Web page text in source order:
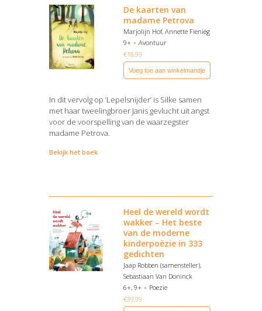
De kaarten van
madame Petrova
Marjolijn Hof, Annette Fienieg
9+
Avontuur
€18,99
Voeg toe aan winkelmandje
In dit vervolg op ‘Lepelsnijder’ is Silke samen
met haar tweelingbroer Janis gevlucht uit angst
voor de voorspelling van de waarzegster
madame Petrova.
Bekijk het boek
Heel de wereld wordt
wakker – Het beste
van de moderne
kinderpoëzie in 333
gedichten
Jaap Robben (samensteller),
Sebastiaan Van Doninck
6+, 9+
Poezie
€39,99